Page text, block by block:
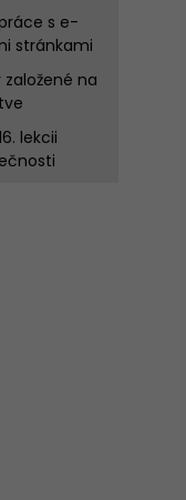
s e-
stránkami
na
lekcii